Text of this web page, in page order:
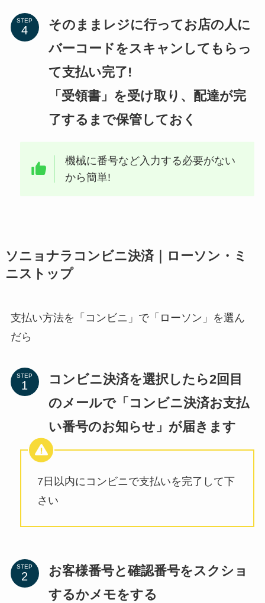
STEP
そのままレジに行ってお店の人に
バーコードをスキャンしてもらっ
て支払い完了!
「受領書」を受け取り、配達が完
了するまで保管しておく
機械に番号など入力する必要がない
から簡単!
ソニョナラコンビニ決済｜ローソン・ミ
ニストップ
支払い方法を「コンビニ」で「ローソン」を選ん
だら
STEP
コンビニ決済を選択したら2回目
のメールで「コンビニ決済お支払
い番号のお知らせ」が届きます
7日以内にコンビニで支払いを完了して下
さい
STEP
お客様番号と確認番号をスクショ
するかメモをする